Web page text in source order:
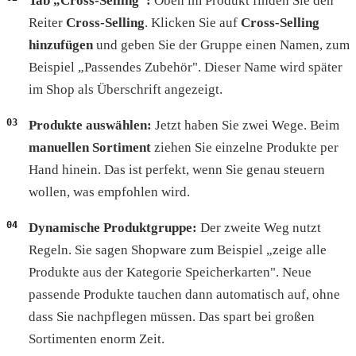
Reiter Cross-Selling. Klicken Sie auf Cross-Selling
hinzufügen und geben Sie der Gruppe einen Namen, zum
Beispiel „Passendes Zubehör". Dieser Name wird später
im Shop als Überschrift angezeigt.
Produkte auswählen: Jetzt haben Sie zwei Wege. Beim
manuellen Sortiment ziehen Sie einzelne Produkte per
Hand hinein. Das ist perfekt, wenn Sie genau steuern
wollen, was empfohlen wird.
Dynamische Produktgruppe: Der zweite Weg nutzt
Regeln. Sie sagen Shopware zum Beispiel „zeige alle
Produkte aus der Kategorie Speicherkarten". Neue
passende Produkte tauchen dann automatisch auf, ohne
dass Sie nachpflegen müssen. Das spart bei großen
Sortimenten enorm Zeit.